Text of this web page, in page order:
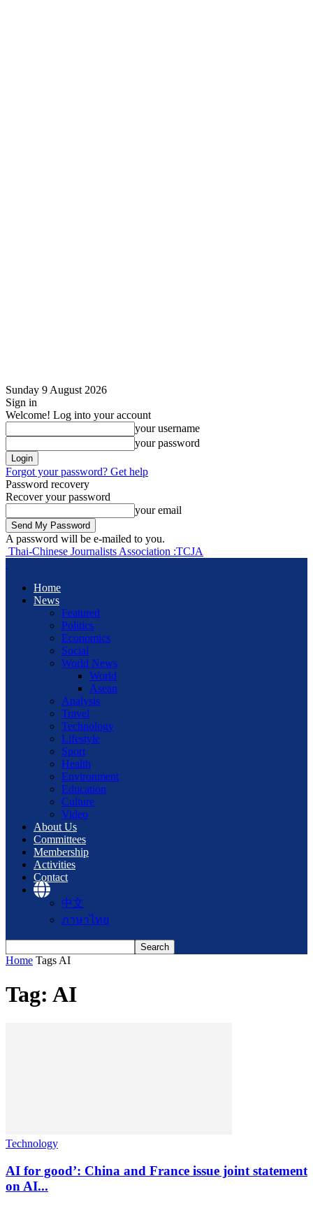
Sunday 9 August 2026
Sign in
Welcome! Log into your account
your username
your password
Forgot your password? Get help
Password recovery
Recover your password
your email
A password will be e-mailed to you.
Thai-Chinese Journalists Association :TCJA
Home
News
Featured
Politics
Economics
Social
World News
World
Asean
Analysis
Travel
Technology
Lifestyle
Sport
Health
Environment
Education
Culture
Video
About Us
Committees
Membership
Activities
Contact
中文
ภาษาไทย
Home Tags AI
Tag: AI
Technology
AI for good’: China and France issue joint statement
on AI...